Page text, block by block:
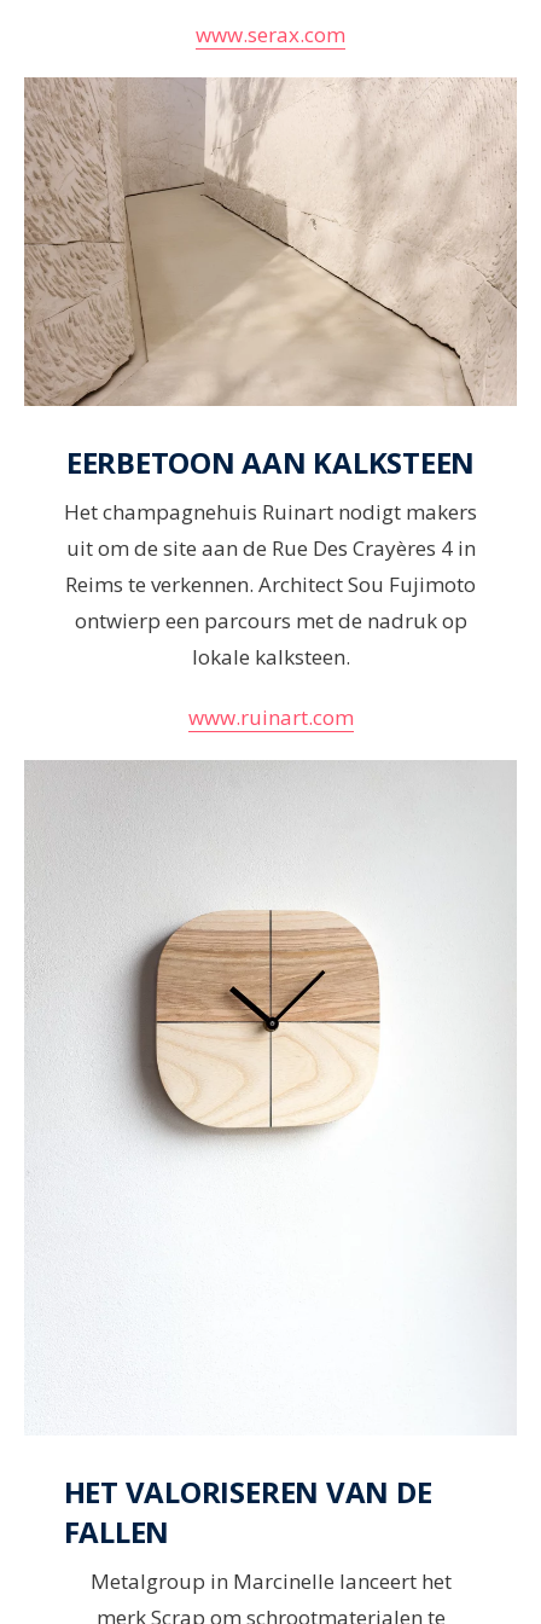
www.serax.com
EERBETOON AAN KALKSTEEN
Het champagnehuis Ruinart nodigt makers
uit om de site aan de Rue Des Crayères 4 in
Reims te verkennen. Architect Sou Fujimoto
ontwierp een parcours met de nadruk op
lokale kalksteen.
www.ruinart.com
HET VALORISEREN VAN DE
FALLEN
Metalgroup in Marcinelle lanceert het
merk Scrap om schrootmaterialen te